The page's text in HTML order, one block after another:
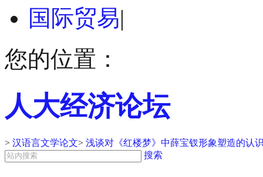
国际贸易|
您的位置：
人大经济论坛
> 汉语言文学论文> 浅谈对《红楼梦》中薛宝钗形象塑造的认
搜索